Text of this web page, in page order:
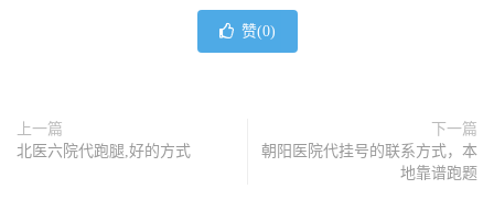
赞(0)
上一篇
北医六院代跑腿,好的方式
下一篇
朝阳医院代挂号的联系方式，本
地靠谱跑题